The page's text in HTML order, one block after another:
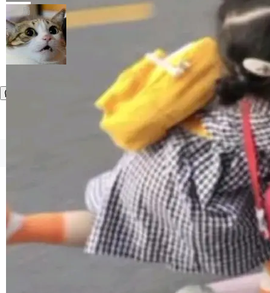
质的最低采样率）的音频格式将被拒绝 修复了 C
SS 圆角虚线样式中可能存在的问题 如果表单中
的图像元素不在同一个子树中，则它们将不再关
联 加...
最强的若干项。对于尚未正式发版的 PG 19，则
通过拉取过去一年内（从 PG 18 Beta1 时间点
至今）的所有 commit，同样交由 AI 分析提炼。
经过人工复核，准确度令人满意。这一方法也为
社区爱好者提供了高效跟踪新版本的思路。
维护工作一直与我的日常工作、家务、社交生活
和休闲娱乐竞争时间。" 这是 libexpat 维护者 S
ebastian Pipping 写在博客里的话。8 月 4 日，
他宣布了一个新消息：从 2026 年 8 月 1 日起，
他可以全职维护 libexpat 了，最长 6 个月。发
工资的是慕尼黑市政府。 libexpat 是一个 C99
编写的流式 XML 解析器，MIT 许可证。和 libx
ml2 一样，它是世界上使用最广泛的 XML 解析
库之一。你的操作系统、浏览器、无数的基础设
施软件，很可能都在用它。而过去十年，维护它
局
©OSCHINA(OSChina.NET) 京ICP备2025119063号